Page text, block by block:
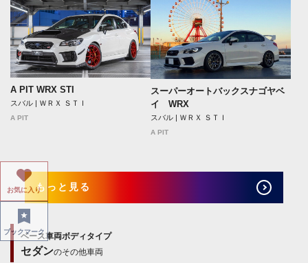
A PIT WRX STI
スバル | ＷＲＸ ＳＴＩ
A PIT
スーパーオートバックスナゴヤベ
イ WRX
スバル | ＷＲＸ ＳＴＩ
A PIT
もっと見る
ベース車両ボディタイプ
セダンのその他車両
お気に入り
ブックマーク